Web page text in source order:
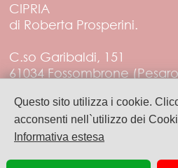
Questo sito utilizza i cookie.
acconsenti nell`utilizzo dei
Informativa estesa
CIPRIA
di Roberta Prosperini.
C.so Garibaldi, 151
61034 Fossombrone
PIVA 01383560412